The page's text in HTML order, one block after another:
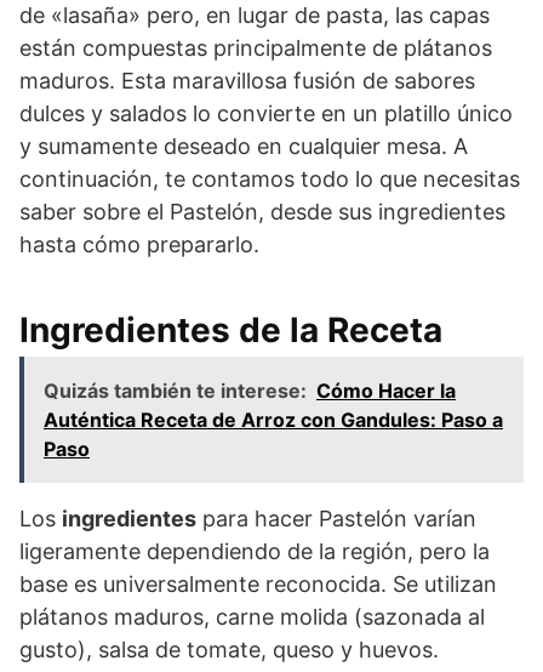
de «lasaña» pero, en lugar de pasta, las capas
están compuestas principalmente de plátanos
maduros. Esta maravillosa fusión de sabores
dulces y salados lo convierte en un platillo único
y sumamente deseado en cualquier mesa. A
continuación, te contamos todo lo que necesitas
saber sobre el Pastelón, desde sus ingredientes
hasta cómo prepararlo.
Ingredientes de la Receta
Quizás también te interese: Cómo Hacer la
Auténtica Receta de Arroz con Gandules: Paso a
Paso
Los ingredientes para hacer Pastelón varían
ligeramente dependiendo de la región, pero la
base es universalmente reconocida. Se utilizan
plátanos maduros, carne molida (sazonada al
gusto), salsa de tomate, queso y huevos.